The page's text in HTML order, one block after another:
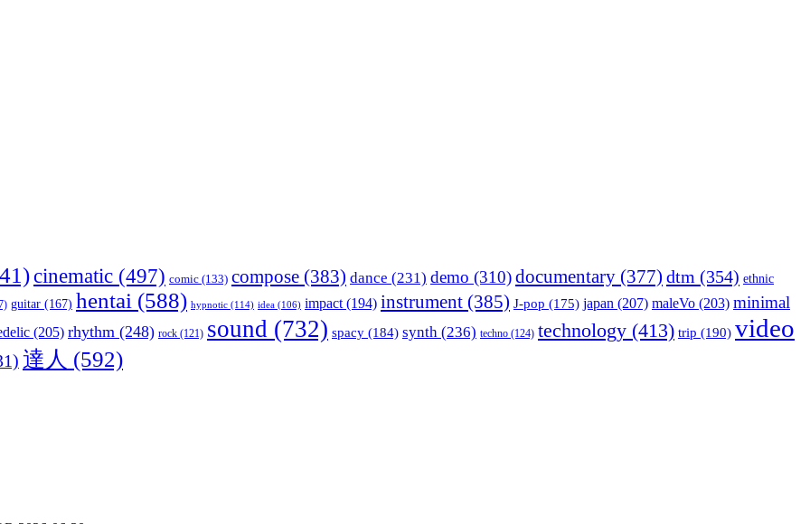
cinematic (497) comic (133) compose (383) dance (231) demo (310)documentary (377) dtm (354) ethnic
guitar (167) hentai (588) hypnotic (114) idea (106) impact (194) instrument (385) J-pop (175) japan (207) maleVo (203) minimal
(205) rhythm (248) rock (121) sound (732) spacy (184) synth (236) techno (124) technology (413) trip (190) video
達人 (592)